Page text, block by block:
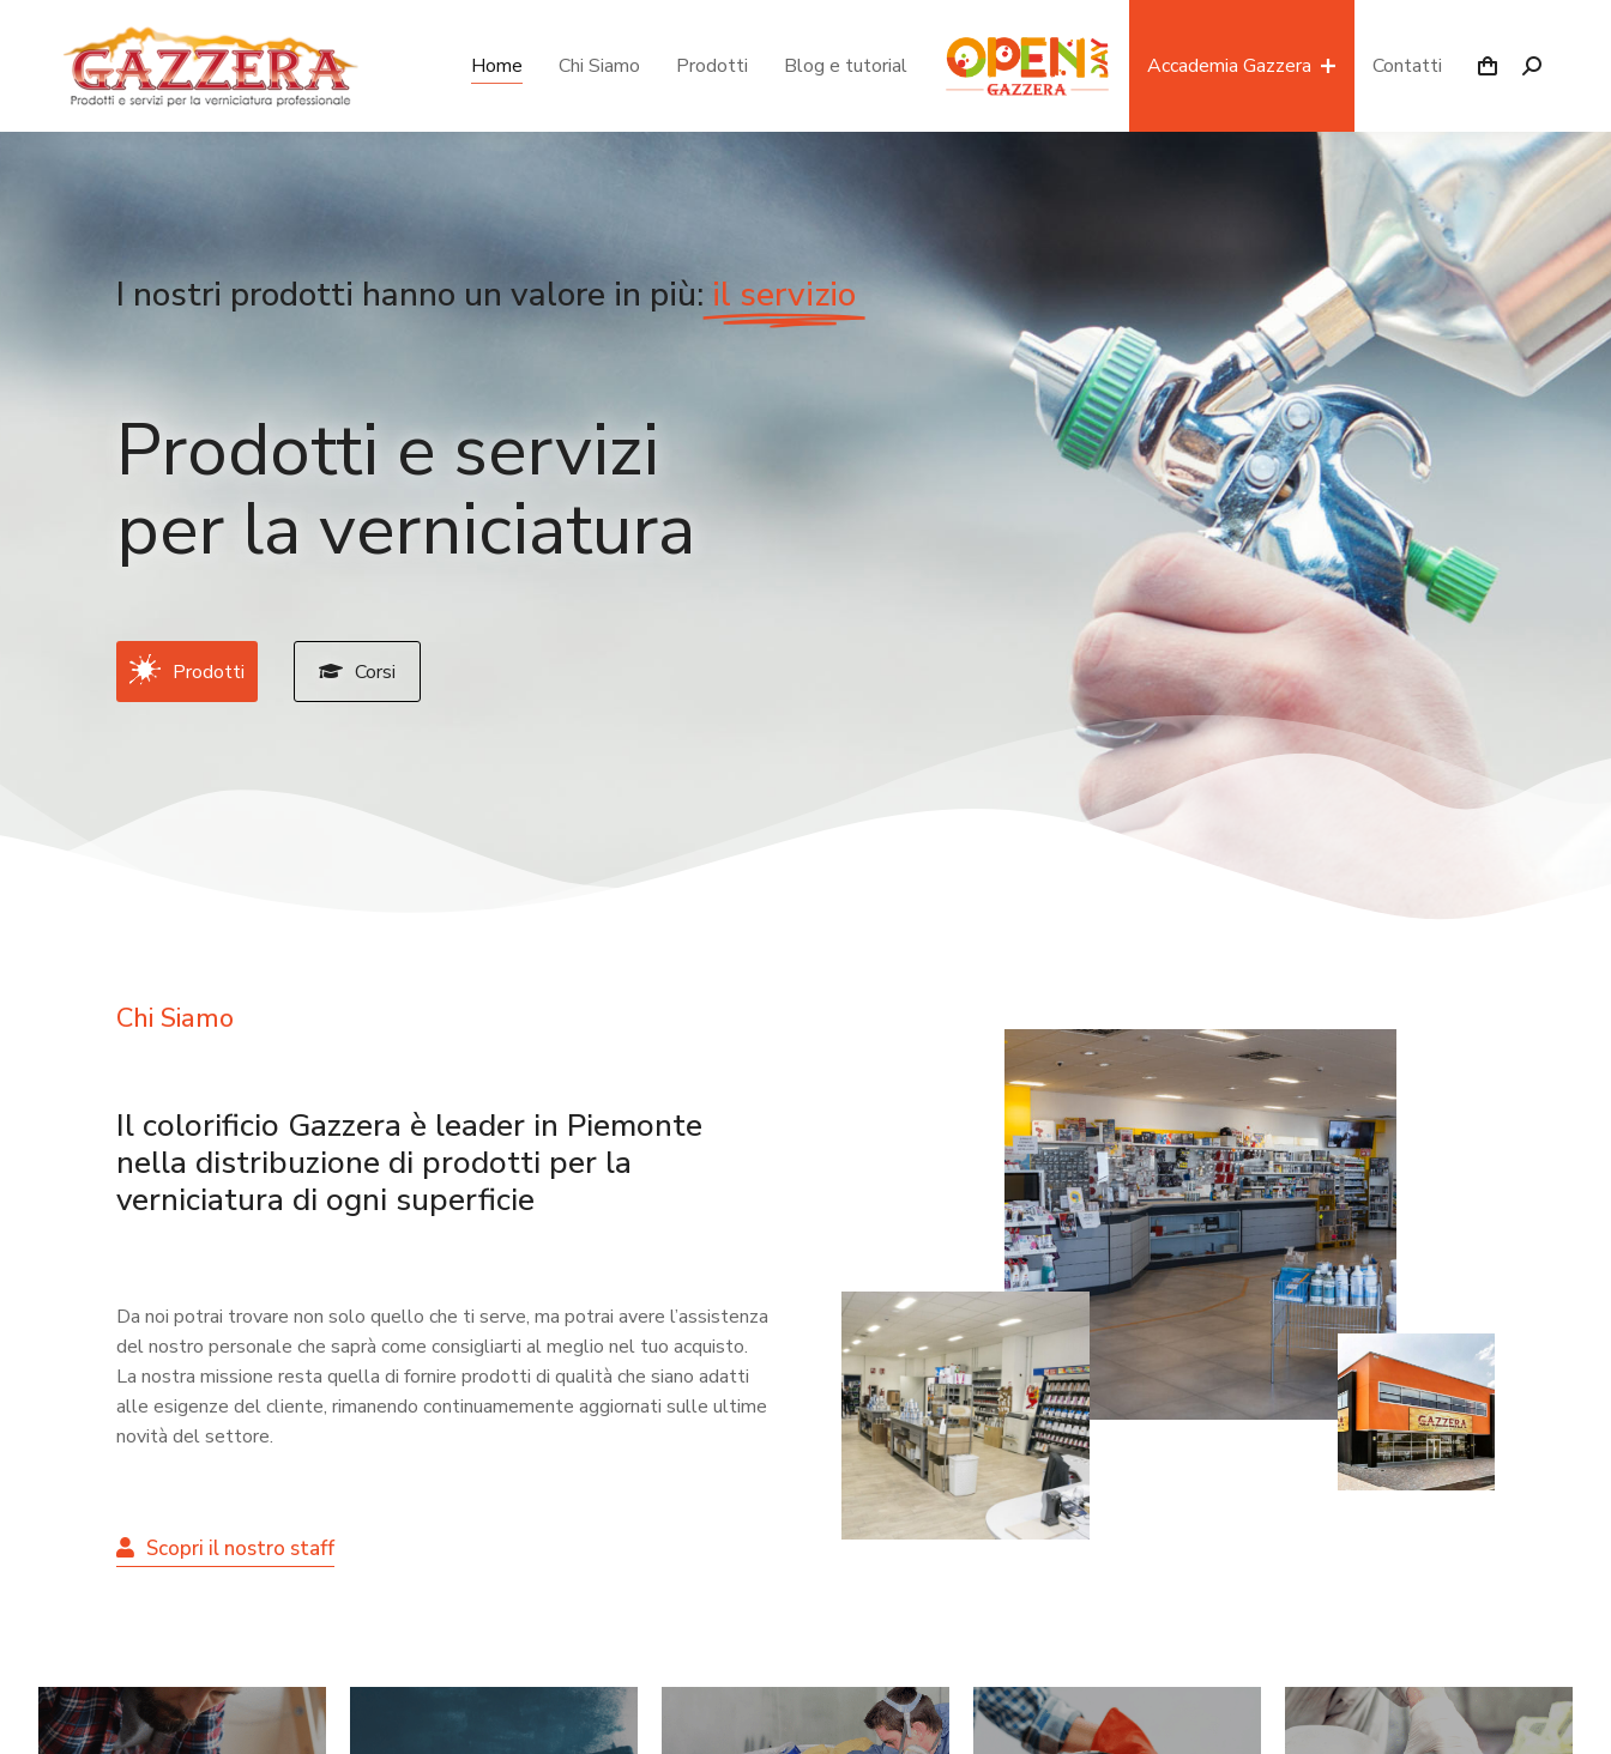
Home Chi Siamo Prodotti Blog e tutorial Accademia Gazzera Contatti
I nostri prodotti hanno un valore in più: il servizio
Prodotti e servizi
per la verniciatura
Prodotti Corsi
Chi Siamo
Il colorificio Gazzera è leader in Piemonte
nella distribuzione di prodotti per la
verniciatura di ogni superficie
Da noi potrai trovare non solo quello che ti serve, ma potrai avere l’assistenza
del nostro personale che saprà come consigliarti al meglio nel tuo acquisto.
La nostra missione resta quella di fornire prodotti di qualità che siano adatti
alle esigenze del cliente, rimanendo continuamemente aggiornati sulle ultime
novità del settore.
Scopri il nostro staff